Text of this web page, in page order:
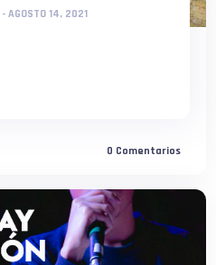
- AGOSTO 14, 2021
0 Comentarios